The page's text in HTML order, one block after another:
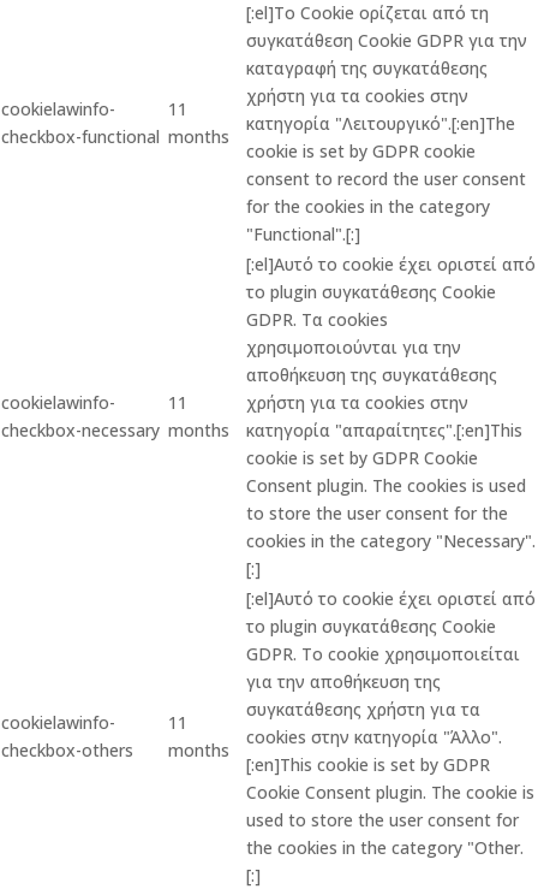
cookielawinfo-
checkbox-functional
11
months
[:el]Το Cookie ορίζεται από τη
συγκατάθεση Cookie GDPR για την
καταγραφή της συγκατάθεσης
χρήστη για τα cookies στην
κατηγορία "Λειτουργικό".[:en]The
cookie is set by GDPR cookie
consent to record the user consent
for the cookies in the category
"Functional".[:]
cookielawinfo-
checkbox-necessary
11
months
[:el]Αυτό το cookie έχει οριστεί από
το plugin συγκατάθεσης Cookie
GDPR. Τα cookies
χρησιμοποιούνται για την
αποθήκευση της συγκατάθεσης
χρήστη για τα cookies στην
κατηγορία "απαραίτητες".[:en]This
cookie is set by GDPR Cookie
Consent plugin. The cookies is used
to store the user consent for the
cookies in the category "Necessary".
[:]
cookielawinfo-
checkbox-others
11
months
[:el]Αυτό το cookie έχει οριστεί από
το plugin συγκατάθεσης Cookie
GDPR. Το cookie χρησιμοποιείται
για την αποθήκευση της
συγκατάθεσης χρήστη για τα
cookies στην κατηγορία "Άλλο".
[:en]This cookie is set by GDPR
Cookie Consent plugin. The cookie is
used to store the user consent for
the cookies in the category "Other.
[:]